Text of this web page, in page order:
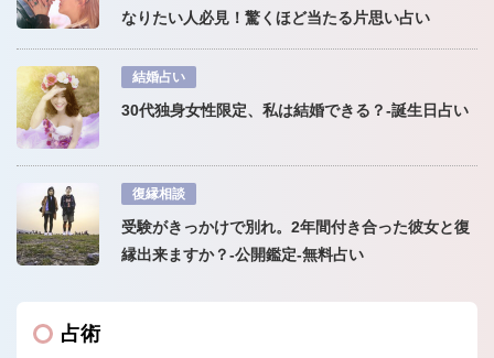
なりたい人必見！驚くほど当たる片思い占い
結婚占い
30代独身女性限定、私は結婚できる？-誕生日占い
復縁相談
受験がきっかけで別れ。2年間付き合った彼女と復
縁出来ますか？-公開鑑定-無料占い
占術